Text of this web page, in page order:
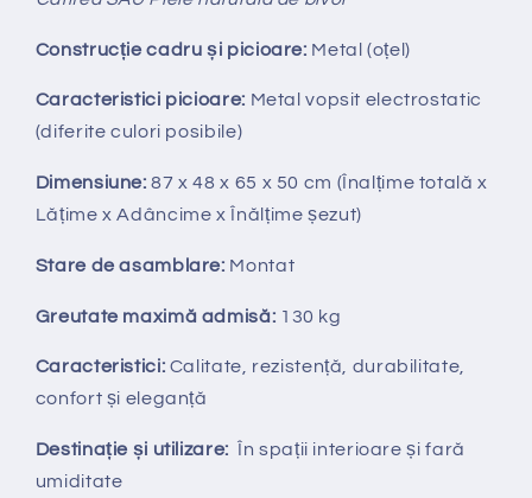
Construcție cadru și picioare: Metal (oțel)
Caracteristici picioare: Metal vopsit electrostatic
(diferite culori posibile)
Dimensiune: 87 x 48 x 65 x 50 cm (Înalțime totală x
Lățime x Adâncime x Înălțime șezut)
Stare de asamblare: Montat
Greutate maximă admisă: 130 kg
Caracteristici: Calitate, rezistență, durabilitate,
confort și eleganță
Destinație și utilizare: În spații interioare și fară
umiditate